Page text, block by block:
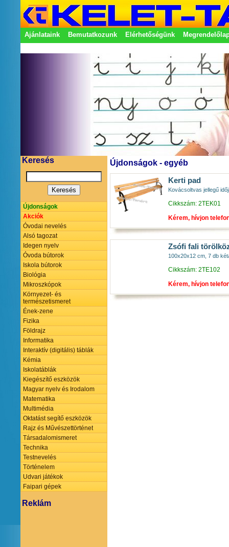
Ajánlataink Bemutatkozunk Elérhetőségünk
Keresés
Újdonságok
Akciók
Óvodai nevelés
Alsó tagozat
Idegen nyelv
Óvoda bútorok
Iskola bútorok
Biológia
Mikroszkópok
Környezet- és
természetismeret
Ének-zene
Fizika
Földrajz
Informatika
Interaktív (digitális) táblák
Kémia
Iskolatáblák
Kiegészítő eszközök
Magyar nyelv és Irodalom
Matematika
Multimédia
Oktatást segítő eszközök
Rajz és Művészettörténet
Társadalomismeret
Technika
Testnevelés
Történelem
Udvari játékok
Faipari gépek
Reklám
Újdonságok - egyéb
Kerti pad
Kovácsoltvas jellegű
Cikkszám: 2TEK01
Kérem, hívjon
Zsófi fali
100x20x12 cm, 7 db
Cikkszám: 2TE102
Kérem, hívjon